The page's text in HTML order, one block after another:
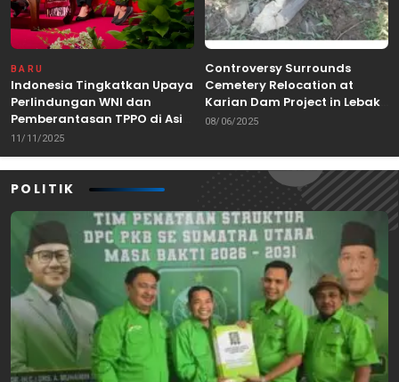
BARU
Indonesia Tingkatkan Upaya
Perlindungan WNI dan
Pemberantasan TPPO di Asia
Tenggara
11/11/2025
Controversy Surrounds
Cemetery Relocation at
Karian Dam Project in Lebak,
Banten
08/06/2025
POLITIK